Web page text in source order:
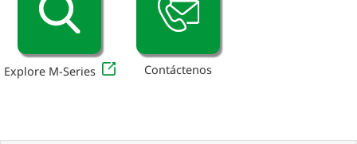
Explore M-Series Contáctenos